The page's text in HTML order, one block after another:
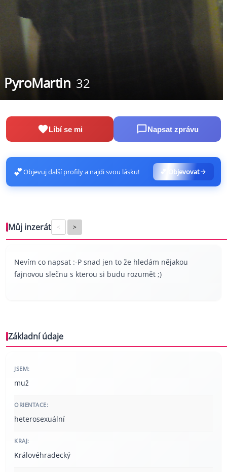
PyroMartin 32
Líbí se mi Napsat zprávu
💕Objevuj další profily a najdi svou lásku! 💕 Objevovat
Můj inzerát < >
Nevím co napsat :-P snad jen to že hledám nějakou
fajnovou slečnu s kterou si budu rozumět ;)
Základní údaje
JSEM:
muž
ORIENTACE:
heterosexuální
KRAJ:
Královéhradecký